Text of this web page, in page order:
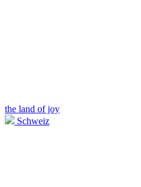
the land of joy
Schweiz